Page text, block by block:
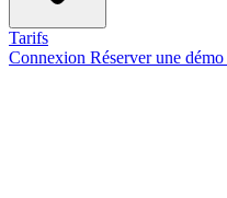
Tarifs
Connexion Réserver une démo